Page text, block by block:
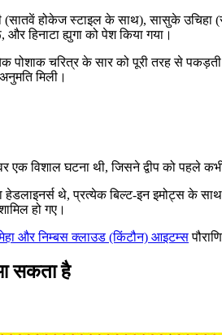
(सातवें होकेज स्टाइल के साथ), सासुके उचिहा
और हिनाटा ह्युगा को पेश किया गया।
पोशाक चरित्र के सार को पूरी तरह से
मिली।
विशाल घटना थी, जिसने द्वीप को पहले
हेडलाइनर्स थे, प्रत्येक बिल्ट-इन इमोट्स के
हो गए।
और निम्बस क्लाउड (किंटौन) आइटम्स
सकता है